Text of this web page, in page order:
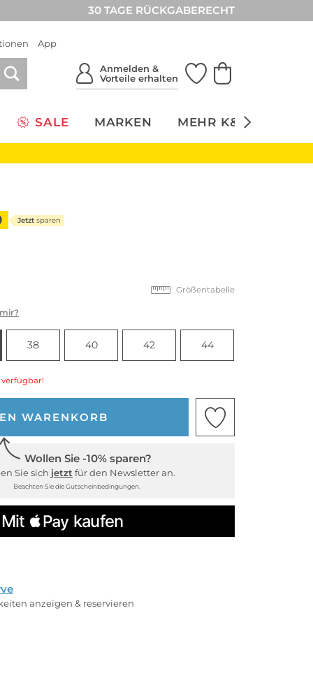
30 TAGE RÜCKGABERECHT
App
Anmelden &
Vorteile erhalten
SALE MARKEN MEHR K&Ö
Jetzt sparen
Größentabelle
38 40 42 44
verfügbar!
WARENKORB
Wollen Sie -10% sparen?
Sie sich jetzt für den Newsletter an.
Beachten Sie die Gutscheinbedingungen.
anzeigen & reservieren